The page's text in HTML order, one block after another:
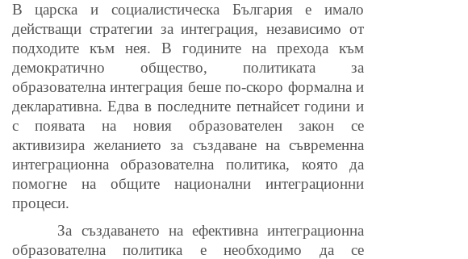
В царска и социалистическа България е имало
действащи стратегии за интеграция, независимо от
подходите към нея. В годините на прехода към
демократично общество, политиката за
образователна интеграция беше по-скоро формална и
декларативна. Едва в последните петнайсет години и
с появата на новия образователен закон се
активизира желанието за създаване на съвременна
интеграционна образователна политика, която да
помогне на общите национални интеграционни
процеси.
За създаването на ефективна интеграционна
образователна политика е необходимо да се